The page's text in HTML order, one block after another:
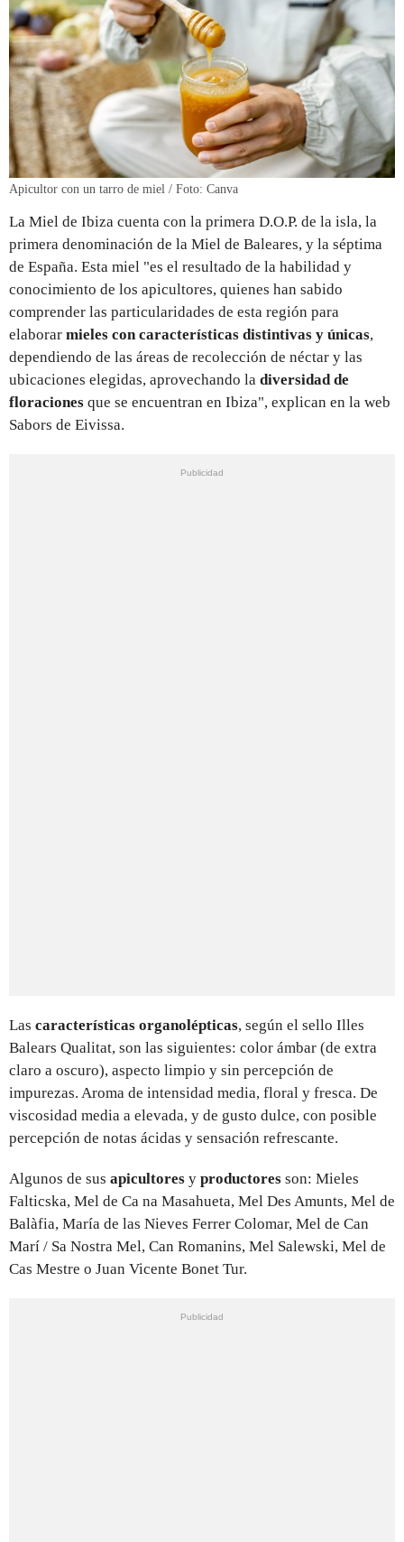
Apicultor con un tarro de miel / Foto: Canva
La Miel de Ibiza cuenta con la primera D.O.P. de la isla, la
primera denominación de la Miel de Baleares, y la séptima
de España. Esta miel "es el resultado de la habilidad y
conocimiento de los apicultores, quienes han sabido
comprender las particularidades de esta región para
elaborar mieles con características distintivas y únicas,
dependiendo de las áreas de recolección de néctar y las
ubicaciones elegidas, aprovechando la diversidad de
floraciones que se encuentran en Ibiza", explican en la web
Sabors de Eivissa.
Las características organolépticas, según el sello Illes
Balears Qualitat, son las siguientes: color ámbar (de extra
claro a oscuro), aspecto limpio y sin percepción de
impurezas. Aroma de intensidad media, floral y fresca. De
viscosidad media a elevada, y de gusto dulce, con posible
percepción de notas ácidas y sensación refrescante.
Algunos de sus apicultores y productores son: Mieles
Falticska, Mel de Ca na Masahueta, Mel Des Amunts, Mel de
Balàfia, María de las Nieves Ferrer Colomar, Mel de Can
Marí / Sa Nostra Mel, Can Romanins, Mel Salewski, Mel de
Cas Mestre o Juan Vicente Bonet Tur.